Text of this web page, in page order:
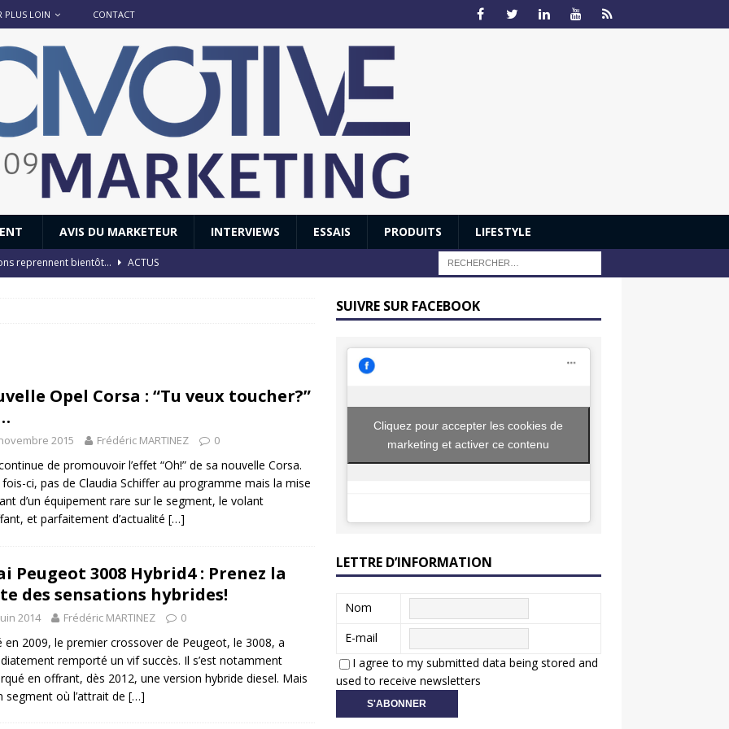
PLUS LOIN CONTACT
AVIS DU MARKETEUR INTERVIEWS ESSAIS PRODUITS LIFESTYLE
reprennent bientôt…
ACTUS
Honda dévoile un spot publicitaire… confiné! ACTUS
Opel Corsa : “Tu veux toucher?”
2015 Frédéric MARTINEZ 0
de promouvoir l’effet “Oh!” de sa nouvelle Corsa.
ci, pas de Claudia Schiffer au programme mais la mise
d’un équipement rare sur le segment, le volant
et parfaitement d’actualité […]
Peugeot 3008 Hybrid4 : Prenez la
des sensations hybrides!
2014 Frédéric MARTINEZ 0
en 2009, le premier crossover de Peugeot, le 3008, a
remporté un vif succès. Il s’est notamment
en offrant, dès 2012, une version hybride diesel. Mais
segment où l’attrait de […]
SUIVRE SUR FACEBOOK
Cliquez pour accepter les cookies de
marketing et activer ce contenu
LETTRE D’INFORMATION
Nom
E-mail
I agree to my submitted data being stored and
used to receive newsletters